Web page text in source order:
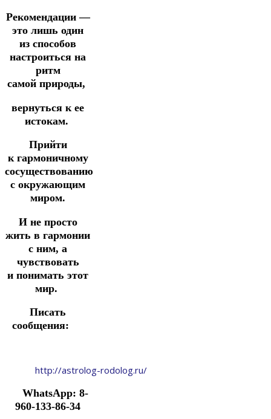
Рекомендации —
это лишь один
из способов
настроиться на
ритм
самой природы,
вернуться к ее
истокам.
Прийти
к гармоничному
сосуществованию
с окружающим
миром.
И не просто
жить в гармонии
с ним, а
чувствовать
и понимать этот
мир.
Писать
сообщения:
http://astrolog-rodolog.ru/
WhatsApp: 8-
960-133-86-34